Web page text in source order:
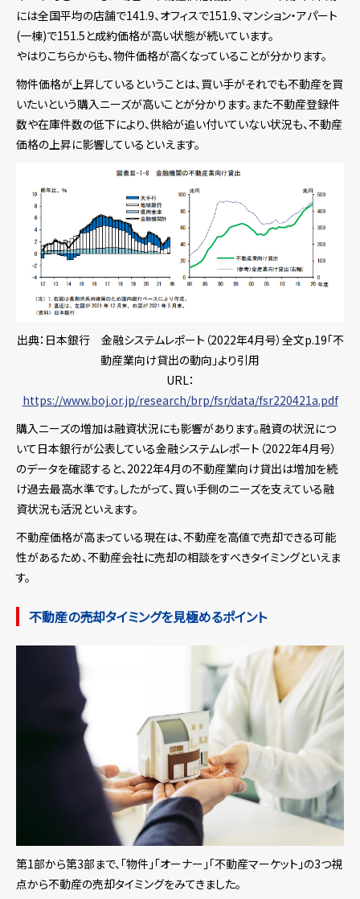
には全国平均の店舗で141.9、オフィスで151.9、マンション・アパート
(一棟)で151.5と成約価格が高い状態が続いています。
やはりこちらからも、物件価格が高くなっていることが分かります。
物件価格が上昇しているということは、買い手がそれでも不動産を買
いたいという購入ニーズが高いことが分かります。また不動産登録件
数や在庫件数の低下により、供給が追い付いていない状況も、不動産
価格の上昇に影響しているといえます。
出典：日本銀行 金融システムレポート（2022年4月号）全文p.19「不
動産業向け貸出の動向」より引用
URL：
https://www.boj.or.jp/research/brp/fsr/data/fsr220421a.pdf
購入ニーズの増加は融資状況にも影響があります。融資の状況につ
いて日本銀行が公表している金融システムレポート（2022年4月号）
のデータを確認すると、2022年4月の不動産業向け貸出は増加を続
け過去最高水準です。したがって、買い手側のニーズを支えている融
資状況も活況といえます。
不動産価格が高まっている現在は、不動産を高値で売却できる可能
性があるため、不動産会社に売却の相談をすべきタイミングといえま
す。
不動産の売却タイミングを見極めるポイント
第1部から第3部まで、「物件」「オーナー」「不動産マーケット」の3つ視
点から不動産の売却タイミングをみてきました。